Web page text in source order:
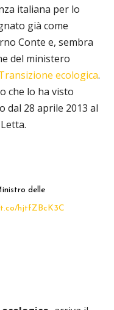
italiana per lo
già come
Conte e, sembra
del ministero
ecologica.
che lo ha visto
dal 28 aprile 2013 al
delle
hjtfZBcK3C